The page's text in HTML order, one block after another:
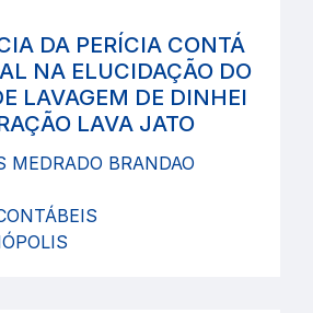
DA PERÍCIA CONTÁ
NA ELUCIDAÇÃO DO
LAVAGEM DE DINHEI
LAVA JATO
MEDRADO BRANDAO